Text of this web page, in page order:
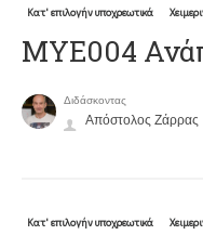
Κατ' επιλογήν υποχρεωτικά
ΜΥΕ004
Διδάσκοντας
Απόστολος Ζάρρας
Κατ' επιλογήν υποχρεωτικά